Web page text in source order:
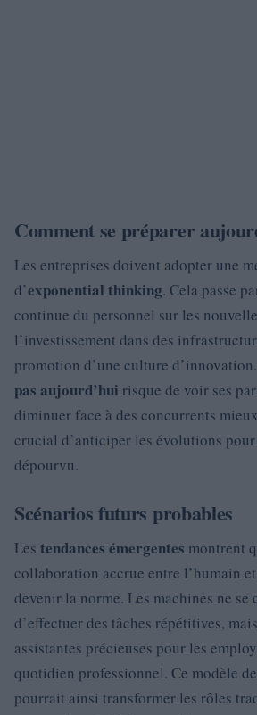
Comment se préparer
Les entreprises doivent adopter une
d’exponential thinking. Cela passe
continue du personnel sur les
l’investissement dans des
promotion d’une culture d’innovation.
pas aujourd’hui risque de voir ses
diminuer face à des concurrents
crucial d’anticiper les évolutions pour
dépourvu.
Scénarios futurs probables
Les tendances émergentes montrent
collaboration accrue entre l’humain
devenir la norme. Les machines ne se
d’effectuer des tâches répétitives,
assistantes précieuses pour les
quotidien professionnel. Ce modèle
pourrait ainsi transformer les rôles